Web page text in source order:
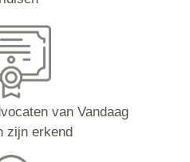
van Vandaag
zijn erkend